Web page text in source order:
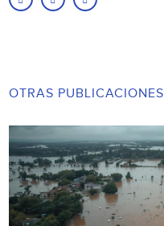
OTRAS PUBLICACIONES